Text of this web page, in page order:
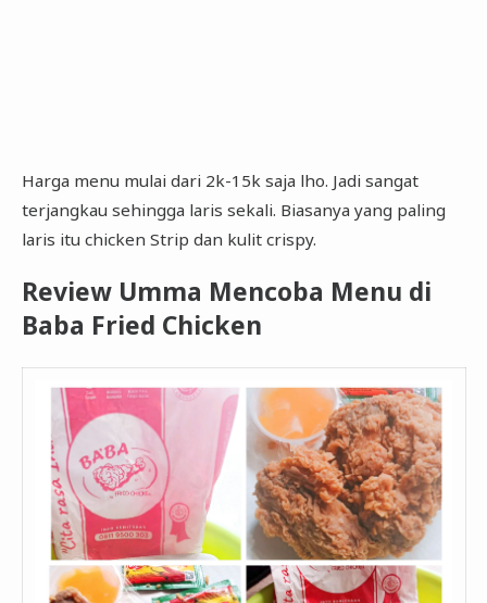
Harga menu mulai dari 2k-15k saja lho. Jadi sangat
terjangkau sehingga laris sekali. Biasanya yang paling
laris itu chicken Strip dan kulit crispy.
Review Umma Mencoba Menu di
Baba Fried Chicken